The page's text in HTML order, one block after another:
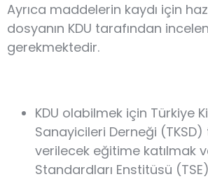
Ayrıca maddelerin kaydı için
dosyanın KDU tarafından
gerekmektedir.
KDU olabilmek için Türkiye
Sanayicileri Derneği
verilecek eğitime katılmak
Standardları Enstitüsü